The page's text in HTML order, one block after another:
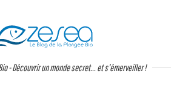
- Découvrir un monde secret... et s'émerveiller !